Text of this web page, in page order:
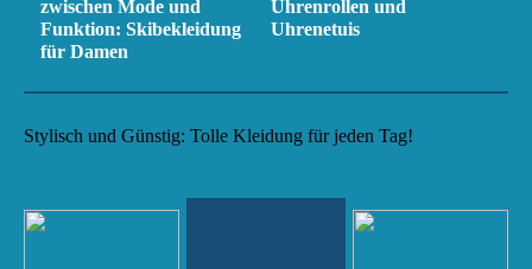
zwischen Mode und
Funktion: Skibekleidung
für Damen
Uhrenrollen und
Uhrenetuis
Stylisch und Günstig: Tolle Kleidung für jeden Tag!